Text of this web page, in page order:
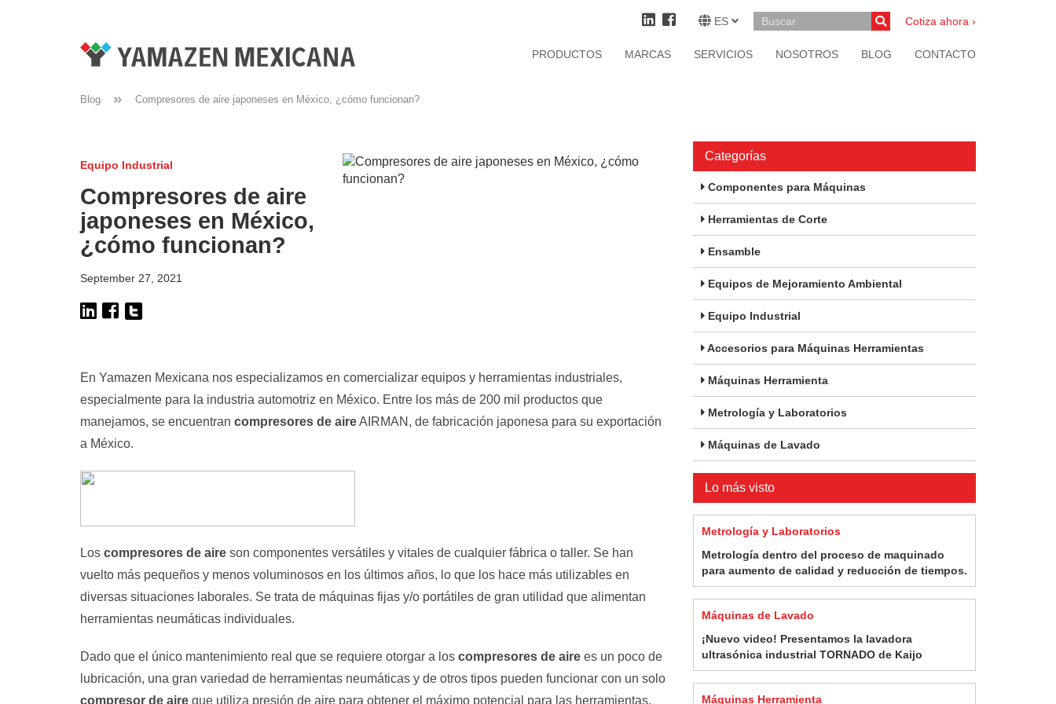
ES Cotiza ahora ›
PRODUCTOS MARCAS SERVICIOS NOSOTROS BLOG CONTACTO
Blog Compresores de aire japoneses en México, ¿cómo funcionan?
Equipo Industrial
Compresores de aire
japoneses en México,
¿cómo funcionan?
September 27, 2021
En Yamazen Mexicana nos especializamos en comercializar equipos y herramientas industriales,
especialmente para la industria automotriz en México. Entre los más de 200 mil productos que
manejamos, se encuentran compresores de aireAIRMAN, de fabricación japonesa para su exportación
a México.
Los compresores de aire son componentes versátiles y vitales de cualquier fábrica o taller. Se han
vuelto más pequeños y menos voluminosos en los últimos años, lo que los hace más utilizables en
diversas situaciones laborales. Se trata de máquinas fijas y/o portátiles de gran utilidad que alimentan
herramientas neumáticas individuales.
Dado que el único mantenimiento real que se requiere otorgar a los compresores de aire es un poco de
lubricación, una gran variedad de herramientas neumáticas y de otros tipos pueden funcionar con un solo
compresor de aire que utiliza presión de aire para obtener el máximo potencial para las herramientas.
Categorías
Componentes para Máquinas
Herramientas de Corte
Ensamble
Equipos de Mejoramiento Ambiental
Equipo Industrial
Accesorios para Máquinas Herramientas
Máquinas Herramienta
Metrología y Laboratorios
Máquinas de Lavado
Lo más visto
Metrología y Laboratorios
Metrología dentro del proceso de maquinado
para aumento de calidad y reducción de tiempos.
Máquinas de Lavado
¡Nuevo video! Presentamos la lavadora
ultrasónica industrial TORNADO de Kaijo
Máquinas Herramienta